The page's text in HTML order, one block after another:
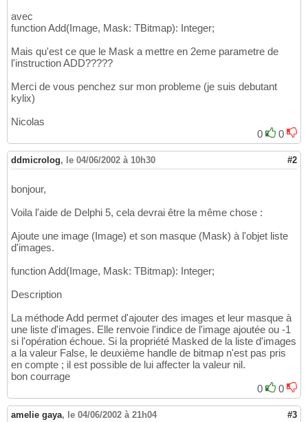
avec
function Add(Image, Mask: TBitmap): Integer;
Mais qu'est ce que le Mask a mettre en 2eme parametre de
l'instruction ADD?????
Merci de vous penchez sur mon probleme (je suis debutant
kylix)
Nicolas
0
0
ddmicrolog, le 04/06/2002 à 10h30 #2
bonjour,
Voila l'aide de Delphi 5, cela devrai être la même chose :
Ajoute une image (Image) et son masque (Mask) à l'objet liste
d'images.
function Add(Image, Mask: TBitmap): Integer;
Description
La méthode Add permet d'ajouter des images et leur masque à
une liste d'images. Elle renvoie l'indice de l'image ajoutée ou -1
si l'opération échoue. Si la propriété Masked de la liste d'images
a la valeur False, le deuxième handle de bitmap n'est pas pris
en compte ; il est possible de lui affecter la valeur nil.
bon courrage
0
0
amelie gaya, le 04/06/2002 à 21h04 #3